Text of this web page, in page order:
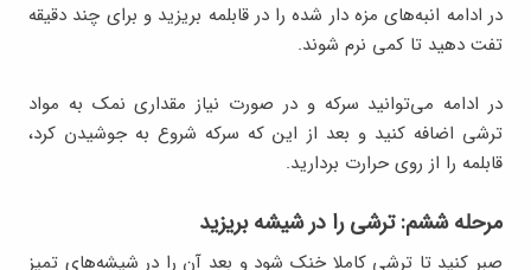
در ادامه انبه‌های مزه دار شده را در قابلمه بریزید و برای چند دقیقه
تفت دهید تا کمی نرم شوند.
در ادامه می‌توانید سرکه و در صورت نیاز مقداری نمک به مواد
ترشی اضافه کنید و بعد از این که سرکه شروع به جوشیدن کرد،
قابلمه را از روی حرارت بردارید.
مرحله ششم: ترشی را در شیشه بریزید
صبر کنید تا ترشی کاملا خنک شود و بعد آن را در شیشه‌های تمیز